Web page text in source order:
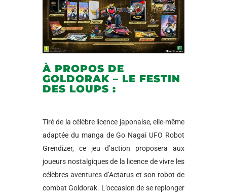
À PROPOS DE
GOLDORAK – LE FESTIN
DES LOUPS :
Tiré de la célèbre licence japonaise, elle-même
adaptée du manga de Go Nagai UFO Robot
Grendizer, ce jeu d’action proposera aux
joueurs nostalgiques de la licence de vivre les
célèbres aventures d’Actarus et son robot de
combat Goldorak. L’occasion de se replonger